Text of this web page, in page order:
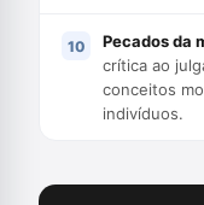
Pecados da
crítica ao
conceitos
indivíduos.